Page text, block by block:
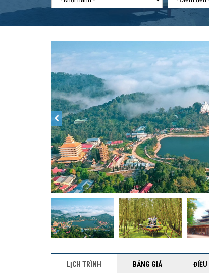
LỊCH TRÌNH BẢNG GIÁ ĐIỀU